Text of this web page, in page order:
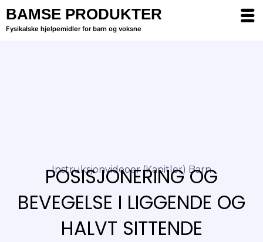
BAMSE PRODUKTER
Fysikalske hjelpemidler for barn og voksne
Instruksjonvideoer (kapitler) Barn
POSISJONERING OG
BEVEGELSE I LIGGENDE OG
HALVT SITTENDE